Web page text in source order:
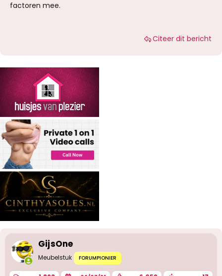
factoren mee.
Citeer dit bericht
GijsOne
Meubelstuk FORUMPIONIER